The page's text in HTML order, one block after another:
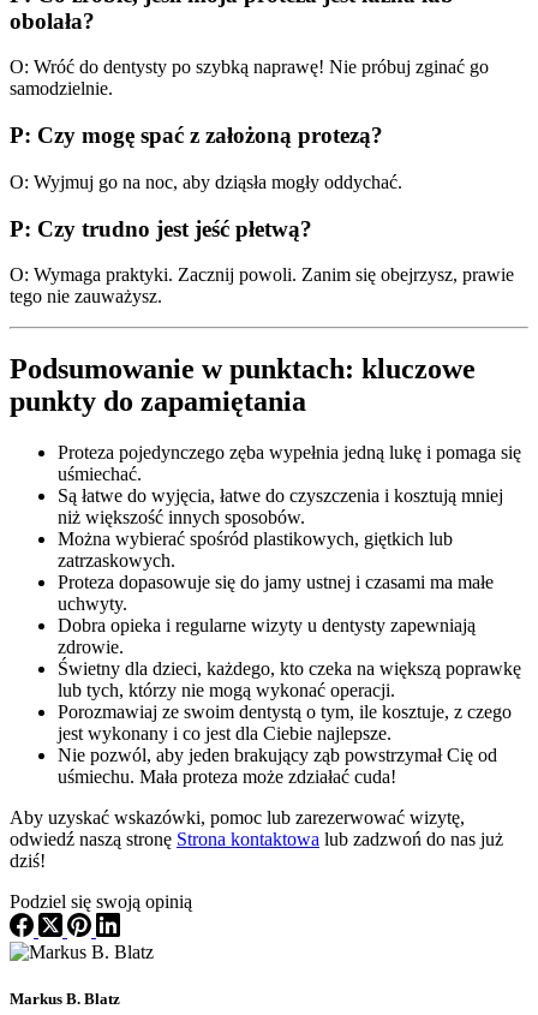
obolała?
O: Wróć do dentysty po szybką naprawę! Nie próbuj zginać go
samodzielnie.
P: Czy mogę spać z założoną protezą?
O: Wyjmuj go na noc, aby dziąsła mogły oddychać.
P: Czy trudno jest jeść płetwą?
O: Wymaga praktyki. Zacznij powoli. Zanim się obejrzysz, prawie
tego nie zauważysz.
Podsumowanie w punktach: kluczowe
punkty do zapamiętania
Proteza pojedynczego zęba wypełnia jedną lukę i pomaga się
uśmiechać.
Są łatwe do wyjęcia, łatwe do czyszczenia i kosztują mniej
niż większość innych sposobów.
Można wybierać spośród plastikowych, giętkich lub
zatrzaskowych.
Proteza dopasowuje się do jamy ustnej i czasami ma małe
uchwyty.
Dobra opieka i regularne wizyty u dentysty zapewniają
zdrowie.
Świetny dla dzieci, każdego, kto czeka na większą poprawkę
lub tych, którzy nie mogą wykonać operacji.
Porozmawiaj ze swoim dentystą o tym, ile kosztuje, z czego
jest wykonany i co jest dla Ciebie najlepsze.
Nie pozwól, aby jeden brakujący ząb powstrzymał Cię od
uśmiechu. Mała proteza może zdziałać cuda!
Aby uzyskać wskazówki, pomoc lub zarezerwować wizytę,
odwiedź naszą stronę Strona kontaktowa lub zadzwoń do nas już
dziś!
Podziel się swoją opinią
Markus B. Blatz